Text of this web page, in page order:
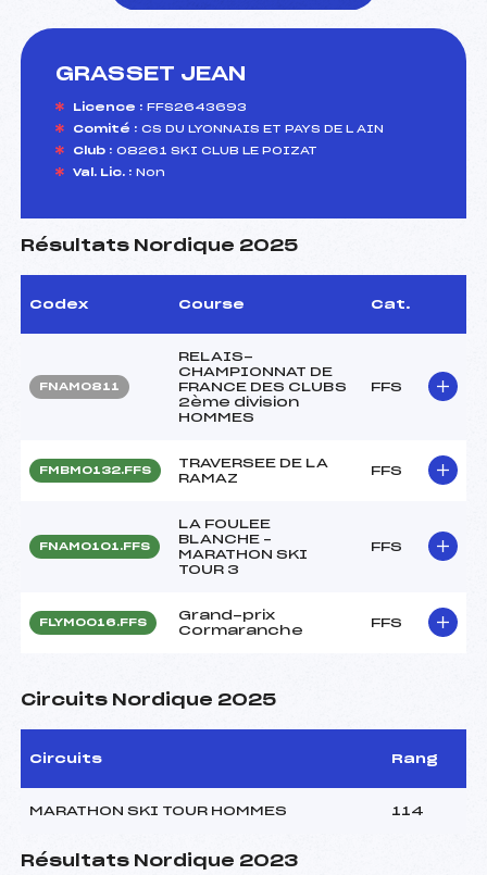
GRASSET JEAN
Licence : FFS2643693
Comité : CS DU LYONNAIS ET PAYS DE L AIN
Club : 08261 SKI CLUB LE POIZAT
Val. Lic. : Non
Résultats Nordique 2025
Codex Course Cat.
FNAM0811
RELAIS-
CHAMPIONNAT DE
FRANCE DES CLUBS
2ème division
HOMMES
FFS
FMBM0132.FFS
TRAVERSEE DE LA
RAMAZ
FFS
FNAM0101.FFS
LA FOULEE
BLANCHE –
MARATHON SKI
TOUR 3
FFS
FLYM0016.FFS
Grand-prix
Cormaranche
FFS
Circuits Nordique 2025
Circuits Rang
MARATHON SKI TOUR HOMMES 114
Résultats Nordique 2023